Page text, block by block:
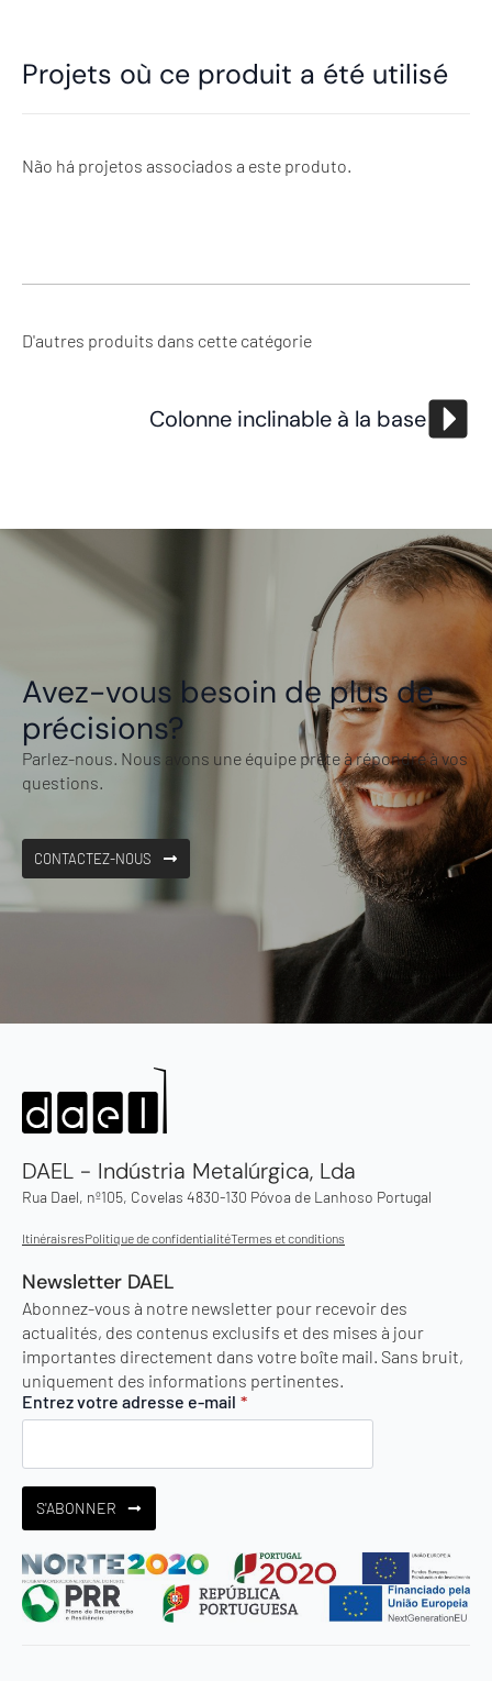
Projets où ce produit a été utilisé
Não há projetos associados a este produto.
D'autres produits dans cette catégorie
Colonne inclinable à la base
Avez-vous besoin de plus de
précisions?
Parlez-nous. Nous avons une équipe prête à répondre à vos
questions.
CONTACTEZ-NOUS
DAEL - Indústria Metalúrgica, Lda
Rua Dael, nº105, Covelas 4830-130 Póvoa de Lanhoso Portugal
ItinéraisresPolitique de confidentialitéTermes et conditions
Newsletter DAEL
Abonnez-vous à notre newsletter pour recevoir des
actualités, des contenus exclusifs et des mises à jour
importantes directement dans votre boîte mail. Sans bruit,
uniquement des informations pertinentes.
Entrez votre adresse e-mail *
S'ABONNER